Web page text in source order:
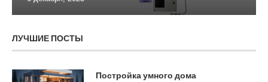
ЛУЧШИЕ ПОСТЫ
Постройка умного дома